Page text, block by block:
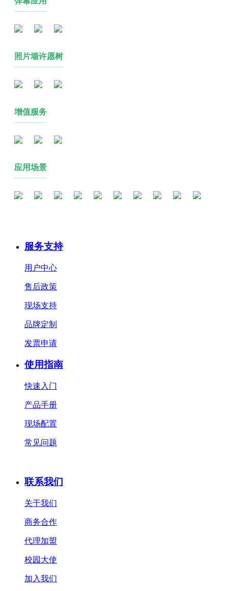
照片墙许愿树
增值服务
应用场景
服务支持
用户中心
售后政策
现场支持
品牌定制
发票申请
使用指南
快速入门
产品手册
现场配置
常见问题
联系我们
关于我们
商务合作
代理加盟
校园大使
加入我们